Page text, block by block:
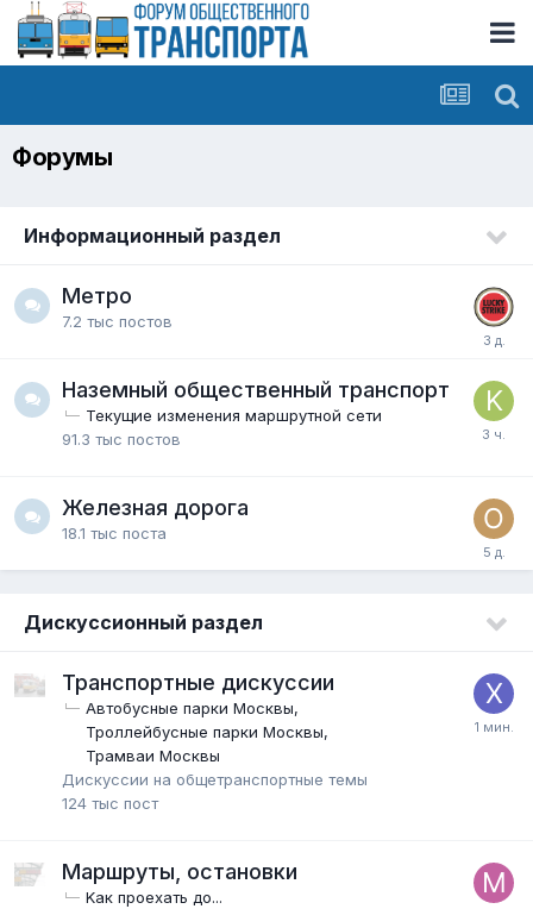
Форумы
Информационный раздел
Метро
7.2 тыс постов
Наземный общественный транспорт
Текущие изменения маршрутной сети
91.3 тыс постов
Железная дорога
18.1 тыс поста
Дискуссионный раздел
Транспортные дискуссии
Автобусные парки Москвы
Троллейбусные парки Москвы
Трамваи Москвы
Дискуссии на общетранспортные темы
124 тыс пост
Маршруты, остановки
Kак проехать до...